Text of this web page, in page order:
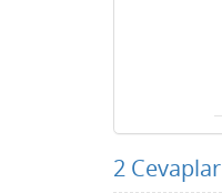
2 Cevaplar